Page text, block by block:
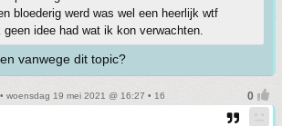
bloederig werd was wel een heerlijk wtf
idee had wat ik kon verwachten.
vanwege dit topic?
• woensdag 19 mei 2021 @ 16:27 • 16